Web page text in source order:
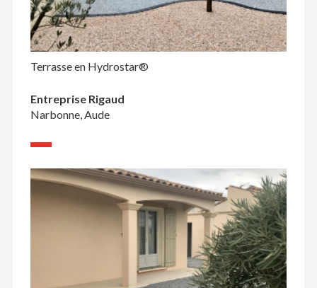
Terrasse en Hydrostar®
Entreprise Rigaud
Narbonne, Aude